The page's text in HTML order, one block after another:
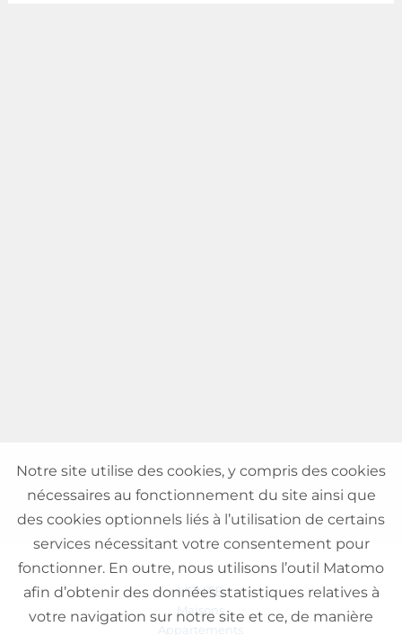
VENTE
Maisons
Appartements
Notre site utilise des cookies, y compris des cookies
nécessaires au fonctionnement du site ainsi que
des cookies optionnels liés à l’utilisation de certains
services nécessitant votre consentement pour
fonctionner. En outre, nous utilisons l’outil Matomo
afin d’obtenir des données statistiques relatives à
votre navigation sur notre site et ce, de manière